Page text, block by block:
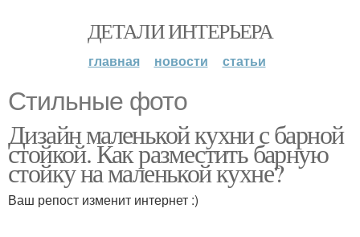
ДЕТАЛИ ИНТЕРЬЕРА
главная новости статьи
Стильные фото
Дизайн маленькой кухни с барной
стойкой. Как разместить барную
стойку на маленькой кухне?
Ваш репост изменит интернет :)